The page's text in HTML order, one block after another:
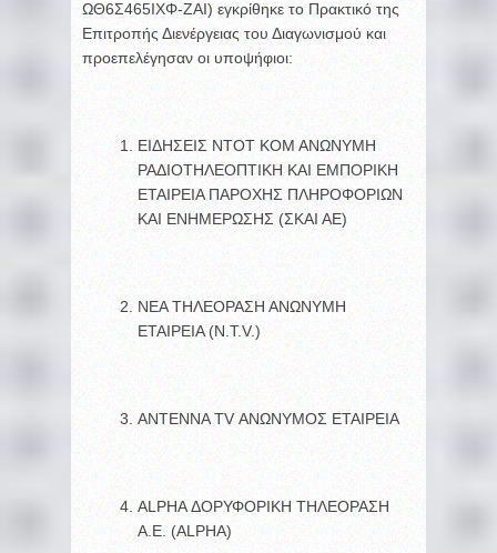
ΩΘ6Σ465ΙΧΦ-ΖΑΙ) εγκρίθηκε το Πρακτικό της
Επιτροπής Διενέργειας του Διαγωνισμού και
προεπελέγησαν οι υποψήφιοι:
ΕΙΔΗΣΕΙΣ ΝΤΟΤ ΚΟΜ ΑΝΩΝΥΜΗ
ΡΑΔΙΟΤΗΛΕΟΠΤΙΚΗ ΚΑΙ ΕΜΠΟΡΙΚΗ
ΕΤΑΙΡΕΙΑ ΠΑΡΟΧΗΣ ΠΛΗΡΟΦΟΡΙΩΝ
ΚΑΙ ΕΝΗΜΕΡΩΣΗΣ (ΣΚΑΙ ΑΕ)
ΝΕΑ ΤΗΛΕΟΡΑΣΗ ΑΝΩΝΥΜΗ
ΕΤΑΙΡΕΙΑ (N.T.V.)
ΑΝΤΕΝΝΑ TV ΑΝΩΝΥΜΟΣ ΕΤΑΙΡΕΙΑ
ALPHA ΔΟΡΥΦΟΡΙΚΗ ΤΗΛΕΟΡΑΣΗ
Α.Ε. (ALPHA)